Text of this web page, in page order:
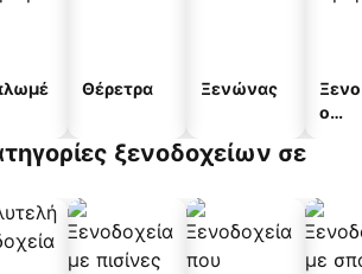
Θέρετρα Ξενώνας
ο
ξενοδοχείων σε